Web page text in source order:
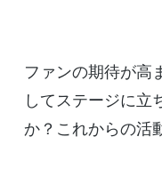
ファンの期待が高
してステージに立
か？これからの活